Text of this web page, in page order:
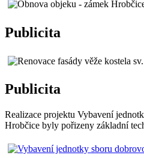
Publicita
Publicita
Realizace projektu Vybavení
Hrobčice byly pořizeny základní